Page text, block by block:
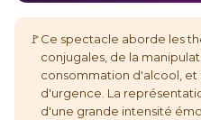
🚩Ce spectacle aborde les
conjugales, de la
consommation d'alcool, et
d'urgence. La
d'une grande intensité